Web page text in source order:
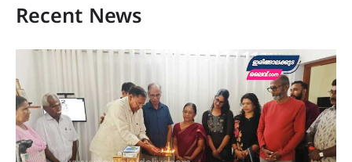
Recent News